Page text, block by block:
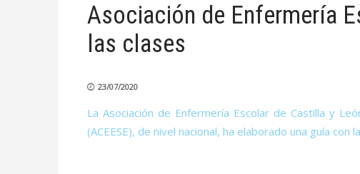
Asociación de Enfermería
las clases
23/07/2020
La Asociación de Enfermería Escolar de Castilla y
(ACEESE), de nivel nacional, ha elaborado una guía